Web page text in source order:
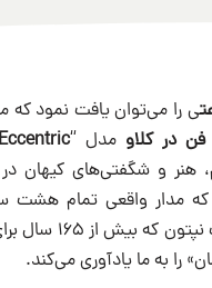
ی را می‌توان یافت نمود که
در کلاو مدل “
هنر و شگفتی‌های کیهان
مدار واقعی تمام هشت
به‌صورت زنده و در زمان
را به ما یادآوری می‌کند.